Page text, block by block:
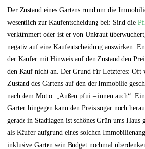
Der Zustand eines Gartens rund um die
wesentlich zur Kaufentscheidung bei: Sind die
verkümmert oder ist er von Unkraut
negativ auf eine Kaufentscheidung auswirken:
der Käufer mit Hinweis auf den Zustand den
den Kauf nicht an. Der Grund für Letzteres: Oft
Zustand des Gartens auf den der Immobilie
nach dem Motto: „Außen pfui – innen auch“.
Garten hingegen kann den Preis sogar noch
gerade in Stadtlagen ist schönes Grün ums Haus
als Käufer aufgrund eines solchen
inklusive Garten sein Budget nochmal